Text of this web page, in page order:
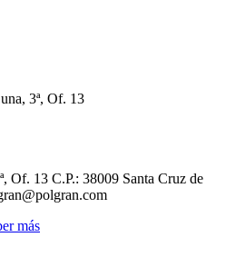
3ª, Of. 13
Of. 13 C.P.: 38009 Santa Cruz de
más